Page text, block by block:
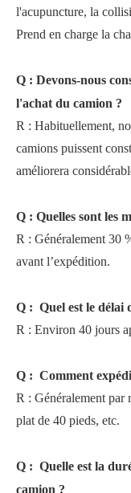
l'acupuncture, la
Prend en charge la
Q : Devons-nous
l'achat du camion ?
R : Habituellement,
camions puissent
améliorera
Q : Quelles sont les
R : Généralement 30
avant l’expédition.
Q : Quel est le délai
R : Environ 40 jours
Q : Comment
R : Généralement par
plat de 40 pieds, etc.
Q : Quelle est la
camion ?